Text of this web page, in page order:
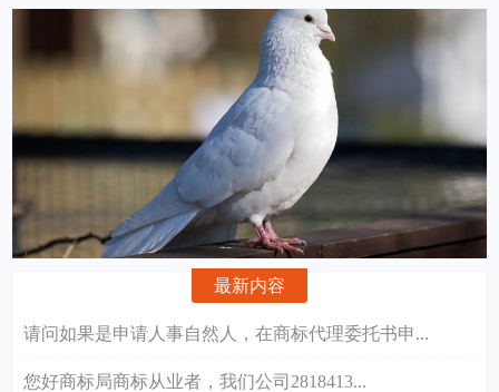
最新内容
请问如果是申请人事自然人，在商标代理委托书申...
您好商标局商标从业者，我们公司2818413...